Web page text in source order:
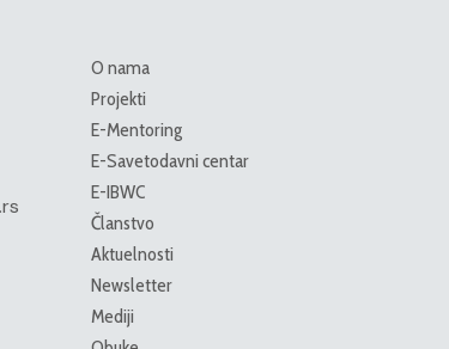
O nama
Projekti
E-Mentoring
E-Savetodavni centar
E-IBWC
Članstvo
Aktuelnosti
Newsletter
Mediji